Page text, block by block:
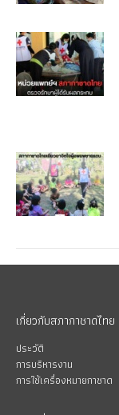
เกี่ยวกับสภากาชาดไทย
ประวัติ
การบริหารงาน
การใช้เครื่องหมายกาชาด